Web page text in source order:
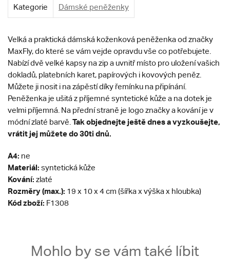
Kategorie Dámské peněženky
Velká a praktická dámská koženková peněženka od značky
MaxFly, do které se vám vejde opravdu vše co potřebujete.
Nabízí dvě velké kapsy na zip a uvnitř místo pro uložení vašich
dokladů, platebních karet, papírových i kovových peněz.
Můžete ji nosit i na zápěstí díky řemínku na připínání.
Peněženka je ušitá z příjemné syntetické kůže a na dotek je
velmi příjemná. Na přední straně je logo značky a kování je v
módní zlaté barvě. Tak objednejte ještě dnes a vyzkoušejte,
vrátit jej můžete do 30ti dnů.
A4: ne
Materiál: syntetická kůže
Kování: zlaté
Rozměry (max.): 19 x 10 x 4 cm (šířka x výška x hloubka)
Kód zboží: F1308
Mohlo by se vám také líbit